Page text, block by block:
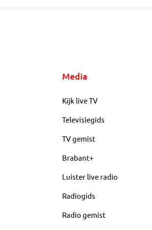
Media
Kijk live TV
Televisiegids
TV gemist
Brabant+
Luister live radio
Radiogids
Radio gemist